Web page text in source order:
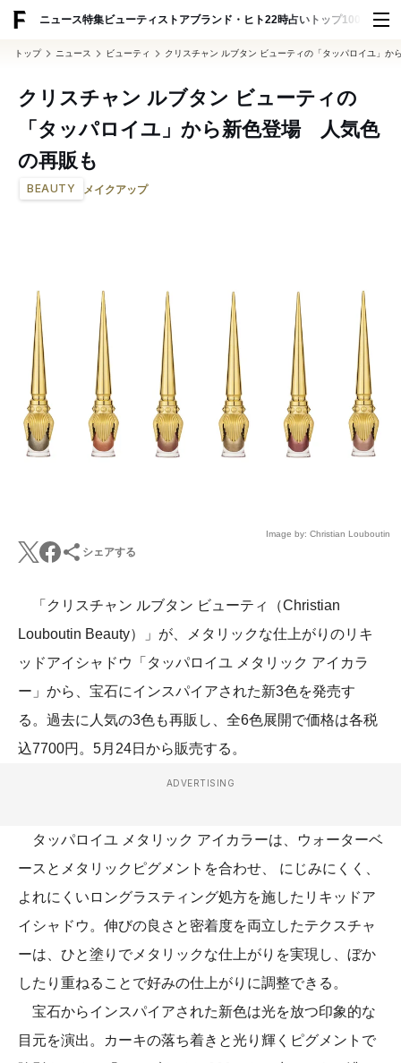
ニュース特集ビューティ ストアブランド・ヒト22時占い トップ100 スナッ
トップ ニュース ビューティ クリスチャン ルブタン ビューティの「タッパロイユ」
クリスチャン ルブタン ビューティの
「タッパロイユ」から新色登場 人気色
の再販も
BEAUTY メイクアップ
Image by: Christian Louboutin
シェアする
「クリスチャン ルブタン ビューティ（Christian
Louboutin Beauty）」が、メタリックな仕上がりのリキ
ッドアイシャドウ「タッパロイユ メタリック アイカラ
ー」から、宝石にインスパイアされた新3色を発売す
る。過去に人気の3色も再販し、全6色展開で価格は各税
込7700円。5月24日から販売する。
ADVERTISING
タッパロイユ メタリック アイカラーは、ウォーターベ
ースとメタリックピグメントを合わせ、 にじみにくく、
よれにくいロングラスティング処方を施したリキッドア
イシャドウ。伸びの良さと密着度を両立したテクスチャ
ーは、ひと塗りでメタリックな仕上がりを実現し、ぼか
したり重ねることで好みの仕上がりに調整できる。
宝石からインスパイアされた新色は光を放つ印象的な
目元を演出。カーキの落ち着きと光り輝くピグメントで